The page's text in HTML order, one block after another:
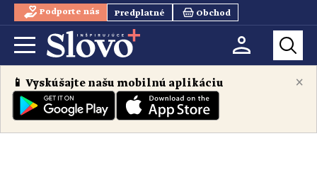
Podporte nás Predplatné Obchod
×
📱 Vyskúšajte našu mobilnú aplikáciu